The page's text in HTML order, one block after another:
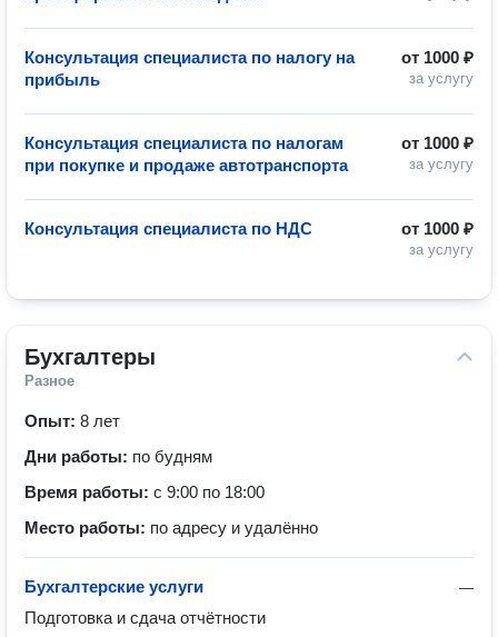
от 1000 ₽
за услугу
Консультация специалиста по налогу на
прибыль
от 1000 ₽
за услугу
Консультация специалиста по налогам
при покупке и продаже автотранспорта
от 1000 ₽
за услугу
Консультация специалиста по НДС
Бухгалтеры
Разное
Опыт: 8 лет
Дни работы: по будням
Время работы: с 9:00 по 18:00
Место работы: по адресу и удалённо
—
Бухгалтерские услуги
Подготовка и сдача отчётности